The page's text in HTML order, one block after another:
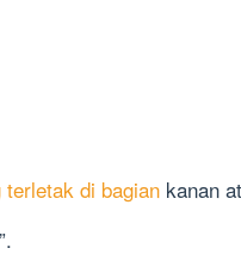
di bagian kanan